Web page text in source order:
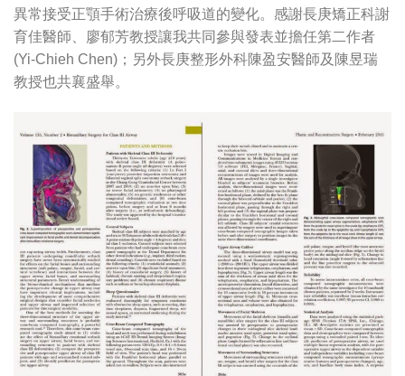
異常接受正顎手術治療後呼吸道的變化。感謝長庚矯正科謝
育佳醫師、廖郁芳教授讓我共同參與發表並擔任第二作者
(Yi-Chieh Chen)；另外長庚整形外科陳盈安醫師及陳昱瑞
教授也共襄盛舉。